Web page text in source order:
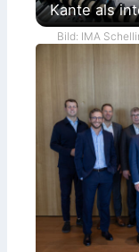
Kante als
Bild: IMA